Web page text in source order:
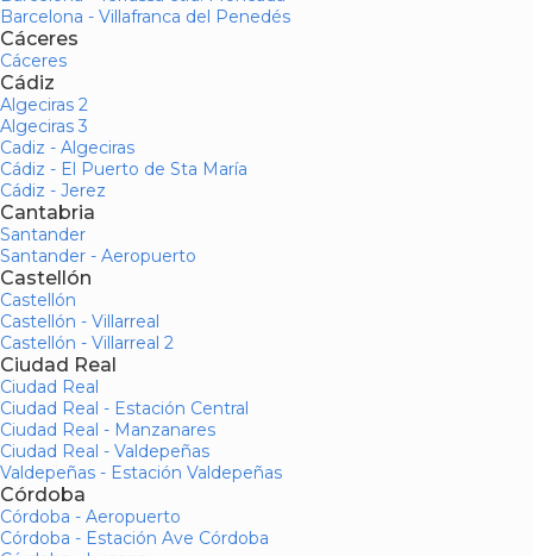
Barcelona - Villafranca del Penedés
Cáceres
Cáceres
Cádiz
Algeciras 2
Algeciras 3
Cadiz - Algeciras
Cádiz - El Puerto de Sta María
Cádiz - Jerez
Cantabria
Santander
Santander - Aeropuerto
Castellón
Castellón
Castellón - Villarreal
Castellón - Villarreal 2
Ciudad Real
Ciudad Real
Ciudad Real - Estación Central
Ciudad Real - Manzanares
Ciudad Real - Valdepeñas
Valdepeñas - Estación Valdepeñas
Córdoba
Córdoba - Aeropuerto
Córdoba - Estación Ave Córdoba